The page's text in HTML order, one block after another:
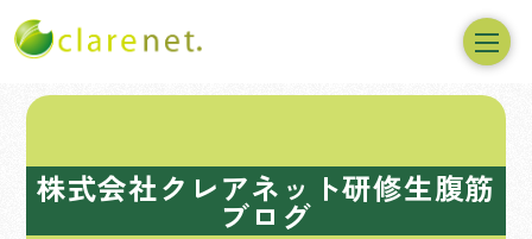
株式会社クレアネット研修生腹筋
ブログ